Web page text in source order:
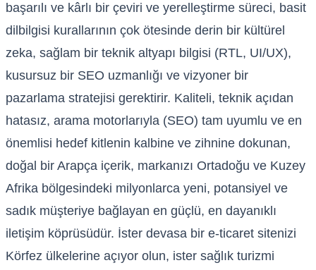
başarılı ve kârlı bir çeviri ve yerelleştirme süreci, basit
dilbilgisi kurallarının çok ötesinde derin bir kültürel
zeka, sağlam bir teknik altyapı bilgisi (RTL, UI/UX),
kusursuz bir SEO uzmanlığı ve vizyoner bir
pazarlama stratejisi gerektirir. Kaliteli, teknik açıdan
hatasız, arama motorlarıyla (SEO) tam uyumlu ve en
önemlisi hedef kitlenin kalbine ve zihnine dokunan,
doğal bir Arapça içerik, markanızı Ortadoğu ve Kuzey
Afrika bölgesindeki milyonlarca yeni, potansiyel ve
sadık müşteriye bağlayan en güçlü, en dayanıklı
iletişim köprüsüdür. İster devasa bir e-ticaret sitenizi
Körfez ülkelerine açıyor olun, ister sağlık turizmi